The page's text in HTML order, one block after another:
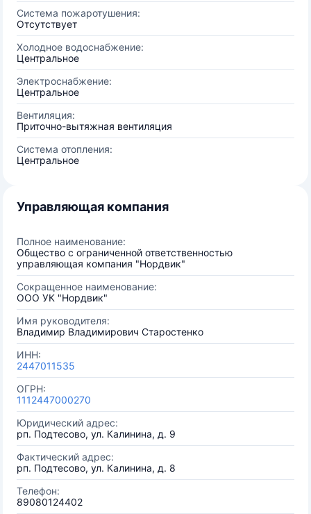
Система пожаротушения:
Отсутствует
Холодное водоснабжение:
Центральное
Электроснабжение:
Центральное
Вентиляция:
Приточно-вытяжная вентиляция
Система отопления:
Центральное
Управляющая компания
Полное наименование:
Общество с ограниченной ответственностью
управляющая компания "Нордвик"
Сокращенное наименование:
ООО УК "Нордвик"
Имя руководителя:
Владимир Владимирович Старостенко
ИНН:
2447011535
ОГРН:
1112447000270
Юридический адрес:
рп. Подтесово, ул. Калинина, д. 9
Фактический адрес:
рп. Подтесово, ул. Калинина, д. 8
Телефон:
89080124402